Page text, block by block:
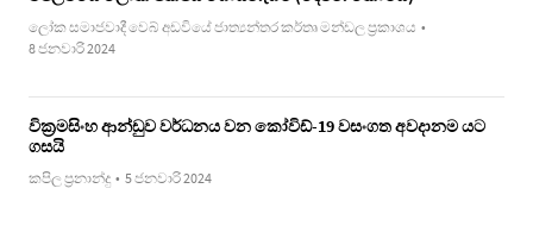
ලෝක සමාජවාදී වෙබ් අඩවියේ ජාත්‍යන්තර කර්තෘ මන්ඩල ප්‍රකාශය •
8 ජනවාරි 2024
වික්‍රමසිංහ ආන්ඩුව වර්ධනය වන කෝවිඩ්-19 වසංගත අවදානම යට
ගසයි
කපිල ප්‍රනාන්දු • 5 ජනවාරි 2024